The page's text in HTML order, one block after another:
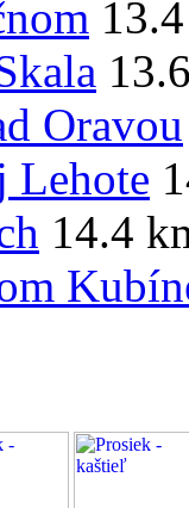
Oravou
Lehote
14.4